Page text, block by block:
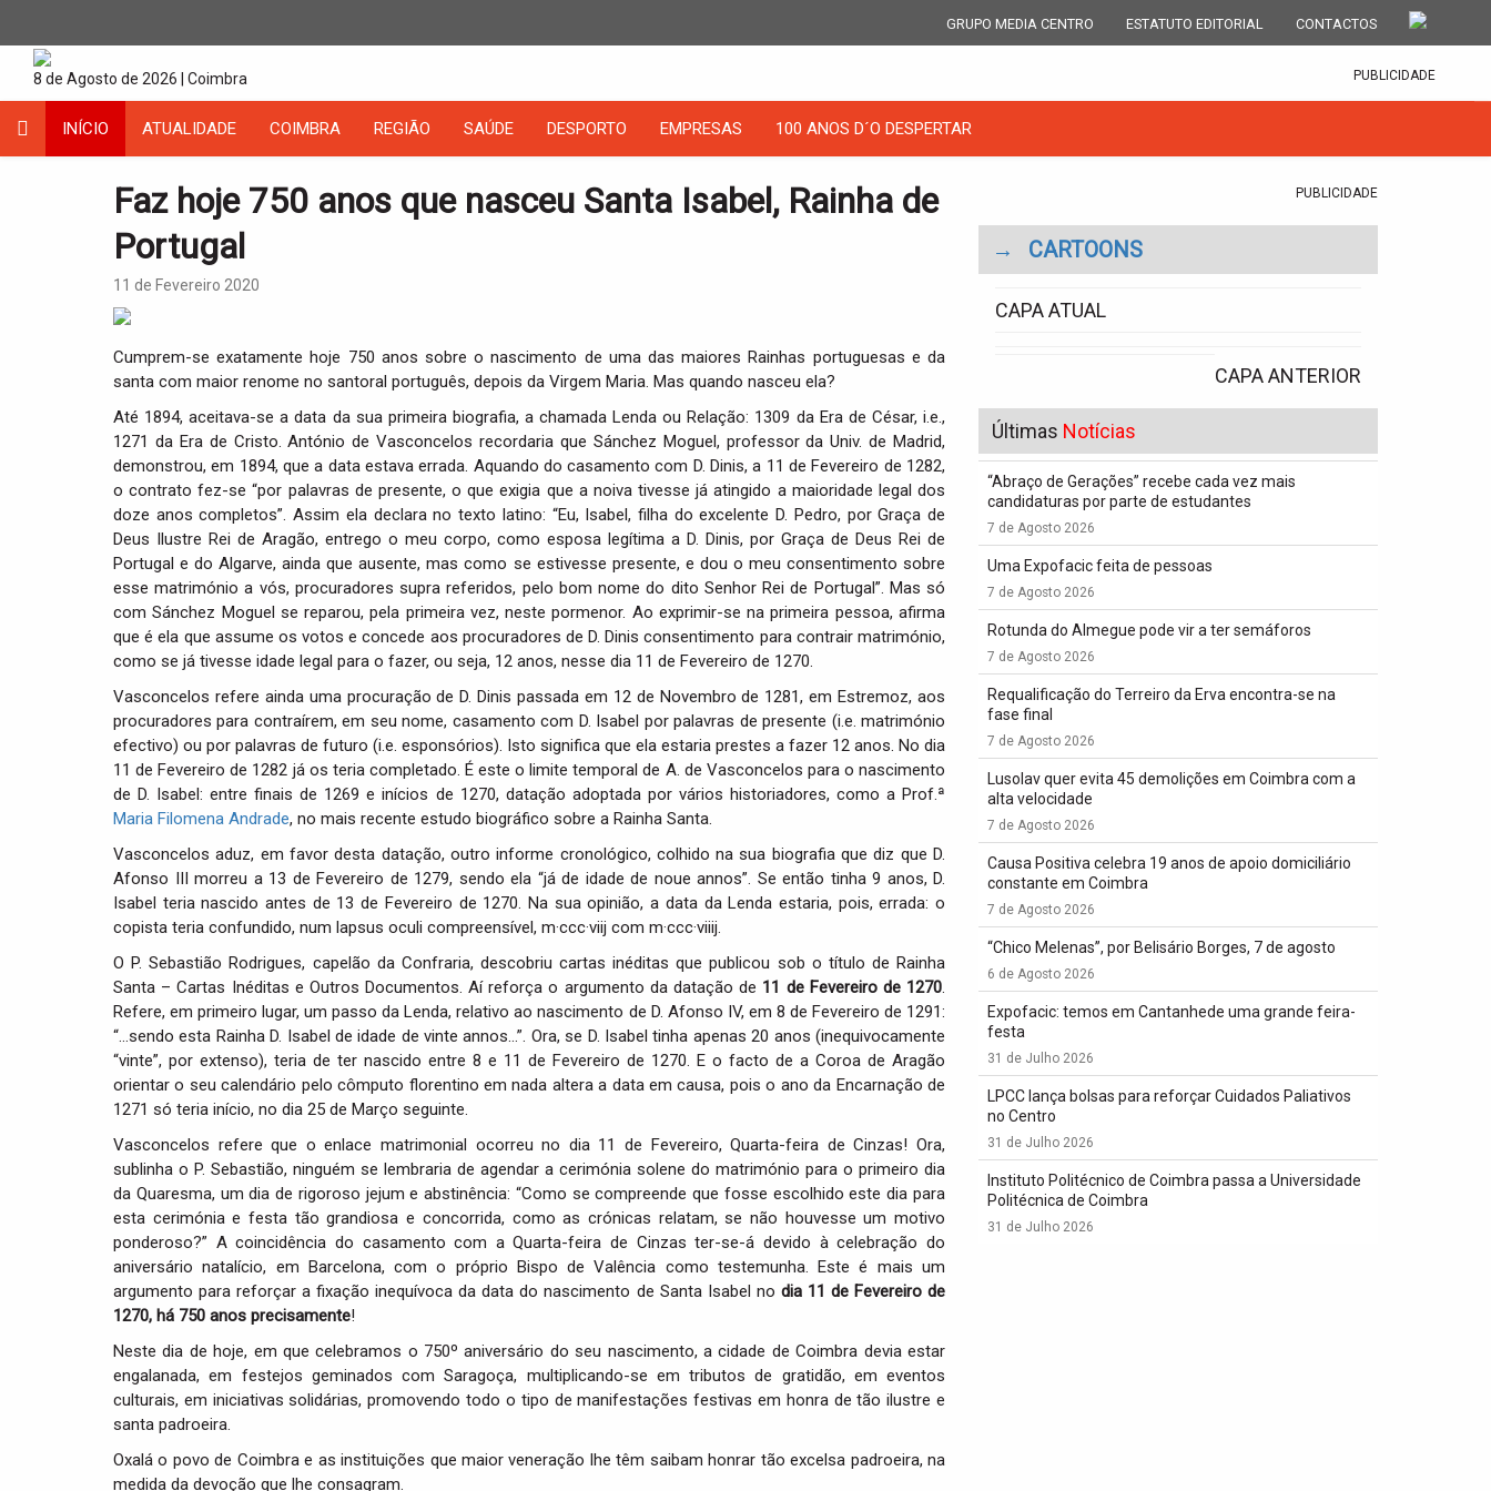
GRUPO MEDIA CENTRO ESTATUTO EDITORIAL CONTACTOS
8 de Agosto de 2026 | Coimbra PUBLICIDADE
INÍCIO ATUALIDADE COIMBRA REGIÃO SAÚDE DESPORTO EMPRESAS 100 ANOS D´O DESPERTAR
Faz hoje 750 anos que nasceu Santa Isabel, Rainha de
Portugal
11 de Fevereiro 2020
Cumprem-se exatamente hoje 750 anos sobre o nascimento de uma das maiores Rainhas portuguesas e da
santa com maior renome no santoral português, depois da Virgem Maria. Mas quando nasceu ela?
Até 1894, aceitava-se a data da sua primeira biografia, a chamada Lenda ou Relação: 1309 da Era de César, i.e.,
1271 da Era de Cristo. António de Vasconcelos recordaria que Sánchez Moguel, professor da Univ. de Madrid,
demonstrou, em 1894, que a data estava errada. Aquando do casamento com D. Dinis, a 11 de Fevereiro de 1282,
o contrato fez-se “por palavras de presente, o que exigia que a noiva tivesse já atingido a maioridade legal dos
doze anos completos”. Assim ela declara no texto latino: “Eu, Isabel, filha do excelente D. Pedro, por Graça de
Deus Ilustre Rei de Aragão, entrego o meu corpo, como esposa legítima a D. Dinis, por Graça de Deus Rei de
Portugal e do Algarve, ainda que ausente, mas como se estivesse presente, e dou o meu consentimento sobre
esse matrimónio a vós, procuradores supra referidos, pelo bom nome do dito Senhor Rei de Portugal”. Mas só
com Sánchez Moguel se reparou, pela primeira vez, neste pormenor. Ao exprimir-se na primeira pessoa, afirma
que é ela que assume os votos e concede aos procuradores de D. Dinis consentimento para contrair matrimónio,
como se já tivesse idade legal para o fazer, ou seja, 12 anos, nesse dia 11 de Fevereiro de 1270.
Vasconcelos refere ainda uma procuração de D. Dinis passada em 12 de Novembro de 1281, em Estremoz, aos
procuradores para contraírem, em seu nome, casamento com D. Isabel por palavras de presente (i.e. matrimónio
efectivo) ou por palavras de futuro (i.e. esponsórios). Isto significa que ela estaria prestes a fazer 12 anos. No dia
11 de Fevereiro de 1282 já os teria completado. É este o limite temporal de A. de Vasconcelos para o nascimento
de D. Isabel: entre finais de 1269 e inícios de 1270, datação adoptada por vários historiadores, como a Prof.ª
Maria Filomena Andrade, no mais recente estudo biográfico sobre a Rainha Santa.
Vasconcelos aduz, em favor desta datação, outro informe cronológico, colhido na sua biografia que diz que D.
Afonso III morreu a 13 de Fevereiro de 1279, sendo ela “já de idade de noue annos”. Se então tinha 9 anos, D.
Isabel teria nascido antes de 13 de Fevereiro de 1270. Na sua opinião, a data da Lenda estaria, pois, errada: o
copista teria confundido, num lapsus oculi compreensível, m·ccc·viij com m·ccc·viiij.
O P. Sebastião Rodrigues, capelão da Confraria, descobriu cartas inéditas que publicou sob o título de Rainha
Santa – Cartas Inéditas e Outros Documentos. Aí reforça o argumento da datação de 11 de Fevereiro de 1270.
Refere, em primeiro lugar, um passo da Lenda, relativo ao nascimento de D. Afonso IV, em 8 de Fevereiro de 1291:
“…sendo esta Rainha D. Isabel de idade de vinte annos…”. Ora, se D. Isabel tinha apenas 20 anos (inequivocamente
“vinte”, por extenso), teria de ter nascido entre 8 e 11 de Fevereiro de 1270. E o facto de a Coroa de Aragão
orientar o seu calendário pelo cômputo florentino em nada altera a data em causa, pois o ano da Encarnação de
1271 só teria início, no dia 25 de Março seguinte.
Vasconcelos refere que o enlace matrimonial ocorreu no dia 11 de Fevereiro, Quarta-feira de Cinzas! Ora,
sublinha o P. Sebastião, ninguém se lembraria de agendar a cerimónia solene do matrimónio para o primeiro dia
da Quaresma, um dia de rigoroso jejum e abstinência: “Como se compreende que fosse escolhido este dia para
esta cerimónia e festa tão grandiosa e concorrida, como as crónicas relatam, se não houvesse um motivo
ponderoso?” A coincidência do casamento com a Quarta-feira de Cinzas ter-se-á devido à celebração do
aniversário natalício, em Barcelona, com o próprio Bispo de Valência como testemunha. Este é mais um
argumento para reforçar a fixação inequívoca da data do nascimento de Santa Isabel no dia 11 de Fevereiro de
1270, há 750 anos precisamente!
Neste dia de hoje, em que celebramos o 750º aniversário do seu nascimento, a cidade de Coimbra devia estar
engalanada, em festejos geminados com Saragoça, multiplicando-se em tributos de gratidão, em eventos
culturais, em iniciativas solidárias, promovendo todo o tipo de manifestações festivas em honra de tão ilustre e
santa padroeira.
Oxalá o povo de Coimbra e as instituições que maior veneração lhe têm saibam honrar tão excelsa padroeira, na
medida da devoção que lhe consagram.
PUBLICIDADE
→ CARTOONS
CAPA ATUAL
CAPA ANTERIOR
Últimas Notícias
“Abraço de Gerações” recebe cada vez mais
candidaturas por parte de estudantes
7 de Agosto 2026
Uma Expofacic feita de pessoas
7 de Agosto 2026
Rotunda do Almegue pode vir a ter semáforos
7 de Agosto 2026
Requalificação do Terreiro da Erva encontra-se na
fase final
7 de Agosto 2026
Lusolav quer evita 45 demolições em Coimbra com a
alta velocidade
7 de Agosto 2026
Causa Positiva celebra 19 anos de apoio domiciliário
constante em Coimbra
7 de Agosto 2026
“Chico Melenas”, por Belisário Borges, 7 de agosto
6 de Agosto 2026
Expofacic: temos em Cantanhede uma grande feira-
festa
31 de Julho 2026
LPCC lança bolsas para reforçar Cuidados Paliativos
no Centro
31 de Julho 2026
Instituto Politécnico de Coimbra passa a Universidade
Politécnica de Coimbra
31 de Julho 2026